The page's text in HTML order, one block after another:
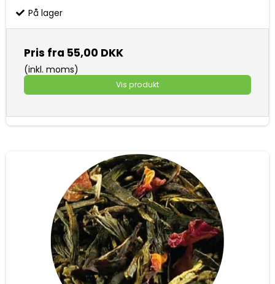
På lager
Pris fra 55,00 DKK
(inkl. moms)
Vis produkt